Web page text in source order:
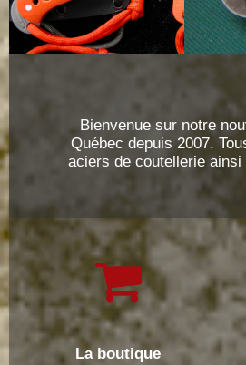
La boutique
Bienvenue sur notre
Québec depuis 2007.
aciers de coutellerie